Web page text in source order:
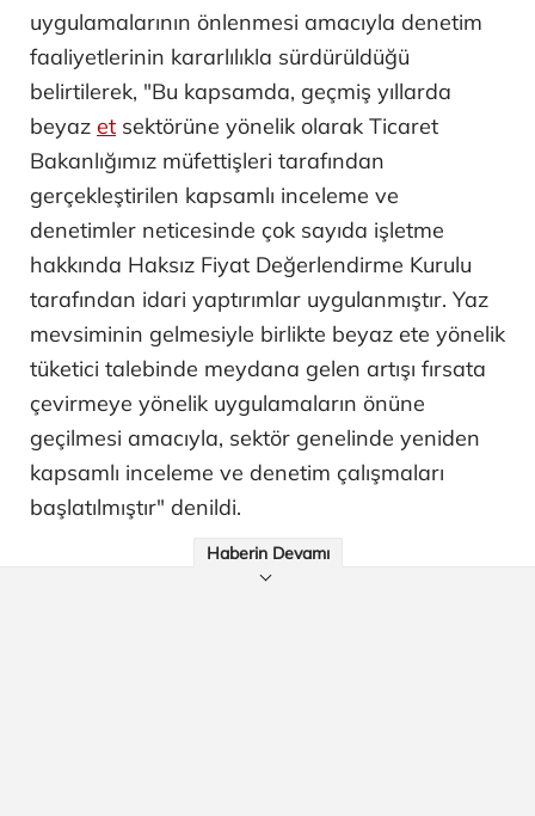
uygulamalarının önlenmesi amacıyla denetim
faaliyetlerinin kararlılıkla sürdürüldüğü
belirtilerek, "Bu kapsamda, geçmiş yıllarda
beyaz et sektörüne yönelik olarak Ticaret
Bakanlığımız müfettişleri tarafından
gerçekleştirilen kapsamlı inceleme ve
denetimler neticesinde çok sayıda işletme
hakkında Haksız Fiyat Değerlendirme Kurulu
tarafından idari yaptırımlar uygulanmıştır. Yaz
mevsiminin gelmesiyle birlikte beyaz ete yönelik
tüketici talebinde meydana gelen artışı fırsata
çevirmeye yönelik uygulamaların önüne
geçilmesi amacıyla, sektör genelinde yeniden
kapsamlı inceleme ve denetim çalışmaları
başlatılmıştır" denildi.
Haberin Devamı